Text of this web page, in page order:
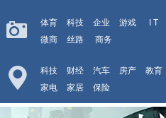
体育 科技 企业 游戏 I T
微商
丝路 商务
科技 财经 汽车 房产 教育
家电
家居 保险